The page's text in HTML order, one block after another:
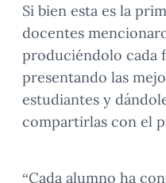
Si bien esta es la
docentes
produciéndolo cada
presentando las
estudiantes y
compartirlas con el
“Cada alumno ha